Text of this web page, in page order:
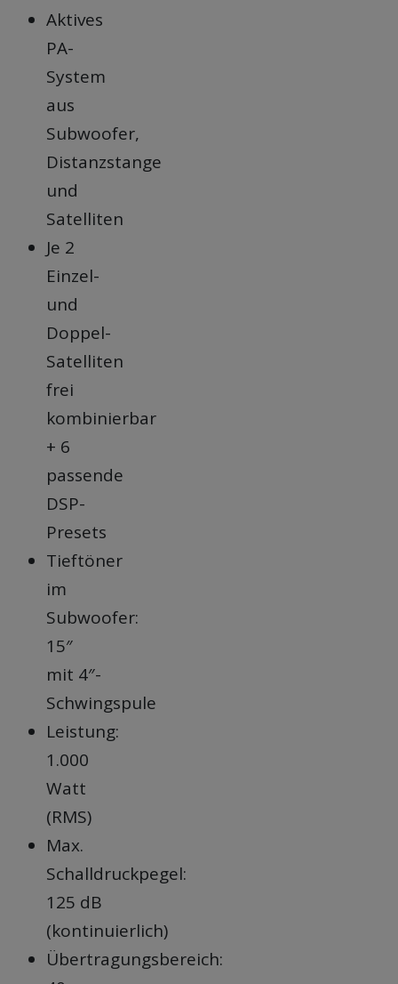
Aktives
PA-
System
aus
Subwoofer,
Distanzstange
und
Satelliten
Je 2
Einzel-
und
Doppel-
Satelliten
frei
kombinierbar
+ 6
passende
DSP-
Presets
Tieftöner
im
Subwoofer:
15″
mit 4″-
Schwingspule
Leistung:
1.000
Watt
(RMS)
Max.
Schalldruckpegel:
125 dB
(kontinuierlich)
Übertragungsbereich: